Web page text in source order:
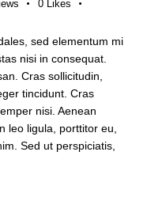
0
Likes
sed elementum mi
nisi in consequat.
Cras sollicitudin,
tincidunt. Cras
nisi. Aenean
leo ligula, porttitor eu,
Sed ut perspiciatis,